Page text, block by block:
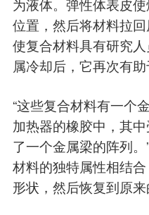
位置，然后将材料拉
使复合材料具有研究
属冷却后，它再次有助
“这些复合材料有一个
加热器的橡胶中，其
了一个金属梁的阵列
材料的独特属性相结
形状，然后恢复到原